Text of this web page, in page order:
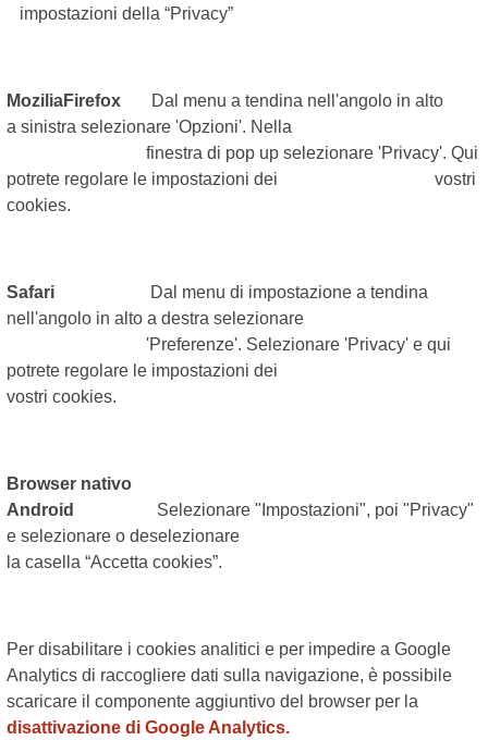
impostazioni della “Privacy”
MoziliaFirefox
Dal menu a tendina nell'angolo in alto
a sinistra selezionare 'Opzioni'. Nella
finestra di pop up selezionare 'Privacy'. Qui
potrete regolare le impostazioni dei vostri
cookies.
Safari
Dal menu di impostazione a tendina
nell'angolo in alto a destra selezionare
'Preferenze'. Selezionare 'Privacy' e qui
potrete regolare le impostazioni dei
vostri cookies.
Browser nativo
Android Selezionare "Impostazioni", poi "Privacy"
e selezionare o deselezionare
la casella “Accetta cookies”.
Per disabilitare i cookies analitici e per impedire a Google
Analytics di raccogliere dati sulla navigazione, è possibile
scaricare il componente aggiuntivo del browser per la
disattivazione di Google Analytics.